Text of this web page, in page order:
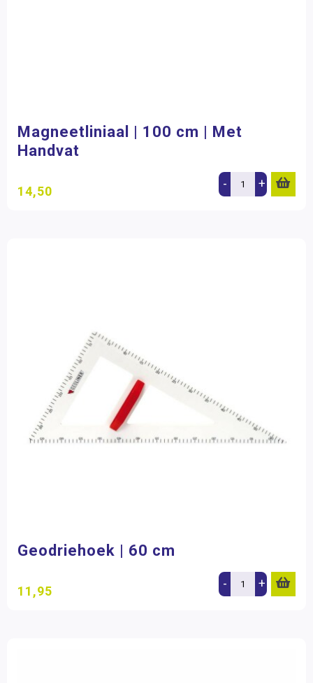
Magneetliniaal | 100 cm | Met
Handvat
14,50 - +
Geodriehoek | 60 cm
11,95 - +